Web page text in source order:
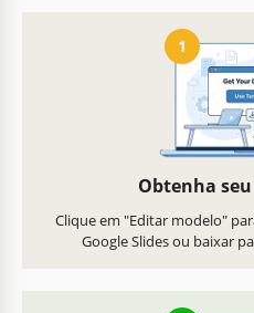
1
Obtenha
Clique em "Editar modelo"
Google Slides ou baixar